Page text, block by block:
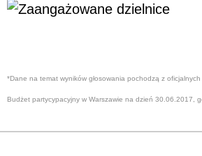
*Dane na temat wyników głosowania pochodzą z
Budżet partycypacyjny w Warszawie na dzień 30.06.2017,